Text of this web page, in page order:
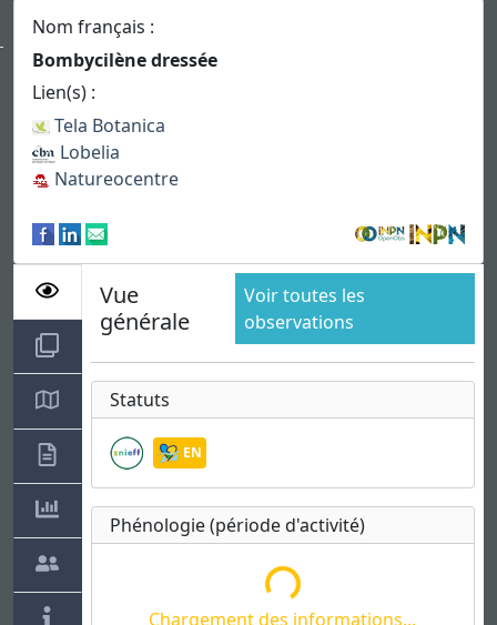
Nom français :
Bombycilène dressée
Lien(s) :
Tela Botanica
Lobelia
Natureocentre
Vue
générale
Voir toutes les
observations
Statuts
EN
Phénologie (période d'activité)
Chargement des informations...
Chargement des informations...